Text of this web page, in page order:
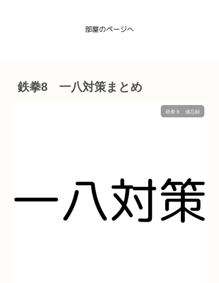
鉄拳8 一八対策まとめ
鉄拳８ 備忘録